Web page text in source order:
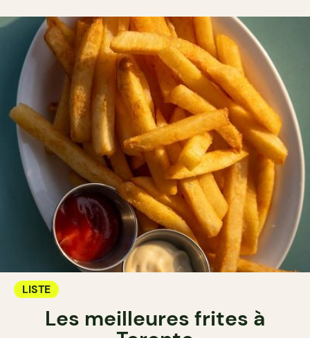
LISTE
Les meilleures frites à